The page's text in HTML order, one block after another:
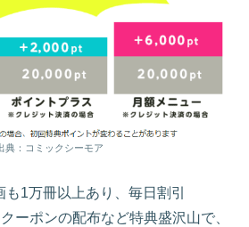
典：コミックシーモア
1万冊以上あり、毎日割引
ーポンの配布など特典盛沢山で、